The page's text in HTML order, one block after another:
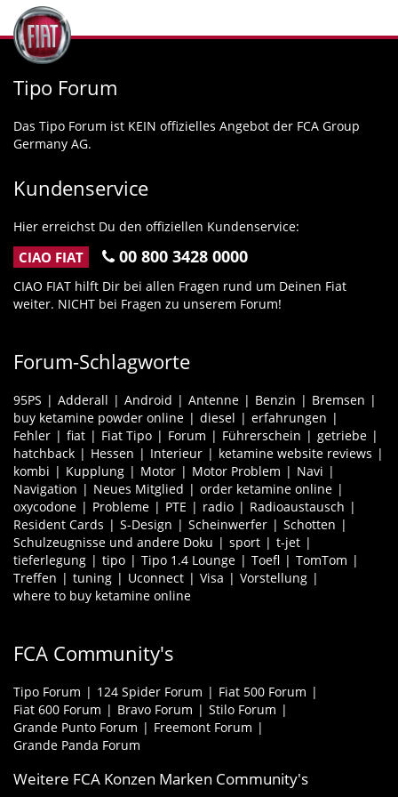
Tipo Forum
Das Tipo Forum ist KEIN offizielles Angebot der FCA Group
Germany AG.
Kundenservice
Hier erreichst Du den offiziellen Kundenservice:
CIAO FIAT 00 800 3428 0000
CIAO FIAT hilft Dir bei allen Fragen rund um Deinen Fiat
weiter. NICHT bei Fragen zu unserem Forum!
Forum-Schlagworte
95PS Adderall Android Antenne Benzin
Bremsen
buy ketamine powder online
diesel
erfahrungen
Fehler
fiat Fiat Tipo Forum Führerschein
getriebe
hatchback
Hessen Interieur
ketamine website reviews
kombi
Kupplung Motor Motor Problem
Navi
Navigation
Neues Mitglied
order ketamine online
oxycodone
Probleme PTE radio
Radioaustausch
Resident Cards
S-Design Scheinwerfer
Schotten
Schulzeugnisse und andere Doku
sport
t-jet
tieferlegung
tipo Tipo 1.4 Lounge Toefl
TomTom
Treffen
tuning Uconnect Visa
Vorstellung
where to buy ketamine online
FCA Community's
Tipo Forum 124 Spider Forum
Fiat 500 Forum
Fiat 600 Forum
Bravo Forum
Stilo Forum
Grande Punto Forum
Freemont Forum
Grande Panda Forum
Weitere FCA Konzen Marken Community's